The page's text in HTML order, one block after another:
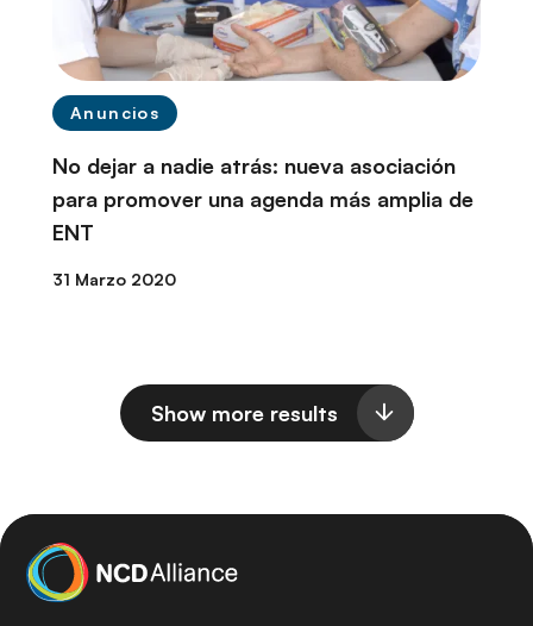
Anuncios
No dejar a nadie atrás: nueva asociación
para promover una agenda más amplia de
ENT
31 Marzo 2020
Show more results